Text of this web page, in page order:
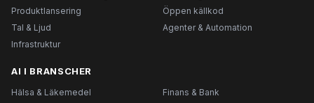
Produktlansering
Öppen källkod
Tal & Ljud
Agenter & Automation
Infrastruktur
AI I BRANSCHER
Hälsa & Läkemedel
Finans & Bank